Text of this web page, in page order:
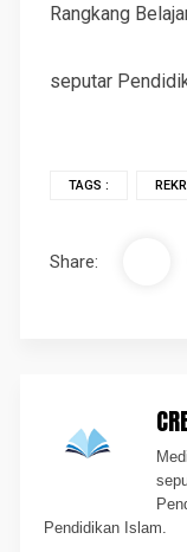
Rangkang
seputar
TAGS :
Share:
Pendidikan Islam.